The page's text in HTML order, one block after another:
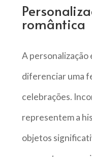
romântica
A personalização
diferenciar uma
celebrações.
representem a
objetos